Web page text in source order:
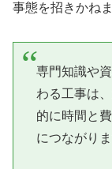
事態を招きかねま
専門知識や
わる工事は
的に時間と
につながりま